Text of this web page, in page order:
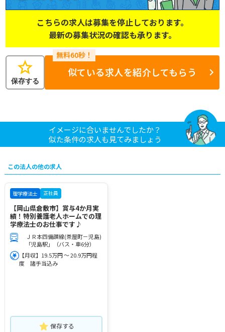
こちらの求人は募集を停止しております。
最新の募集状況の確認も承ります。
star
保存する
似ている求人を紹介してもらう
イメージに合いませんでしたか？
似た条件の求人も見てみましょう
この法人の他の求人
理学療法士 正社員
【岡山県倉敷市】賞与4か月実
績！特別養護老人ホームでの理
学療法士のお仕事です♪
ＪＲ本四備讃線(茶屋町－児島)
「児島駅」（バス・車6分）
【月収】19.5万円 ～ 20.9万円程
度 諸手当込み
保存する